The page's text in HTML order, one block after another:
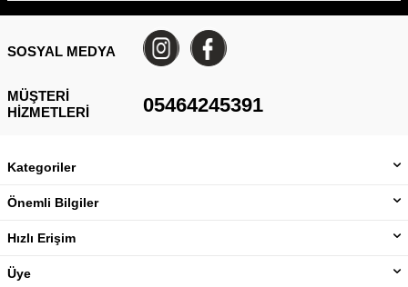
SOSYAL MEDYA
MÜŞTERI
HIZMETLERI
05464245391
Kategoriler
Önemli Bilgiler
Hızlı Erişim
Üye